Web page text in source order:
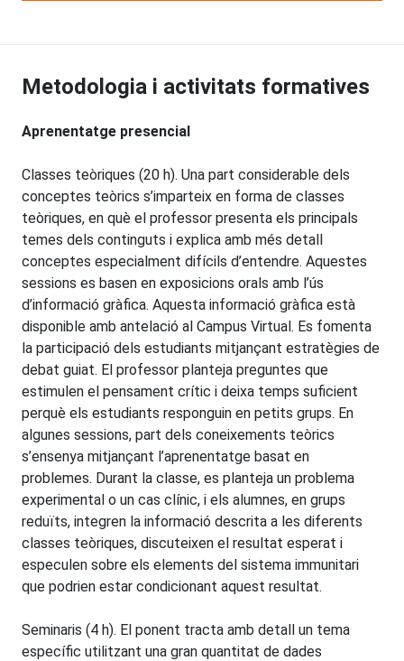
Metodologia i activitats formatives
Aprenentatge presencial
Classes teòriques (20 h). Una part considerable dels
conceptes teòrics s’imparteix en forma de classes
teòriques, en què el professor presenta els principals
temes dels continguts i explica amb més detall
conceptes especialment difícils d’entendre. Aquestes
sessions es basen en exposicions orals amb l’ús
d’informació gràfica. Aquesta informació gràfica està
disponible amb antelació al Campus Virtual. Es fomenta
la participació dels estudiants mitjançant estratègies de
debat guiat. El professor planteja preguntes que
estimulen el pensament crític i deixa temps suficient
perquè els estudiants responguin en petits grups. En
algunes sessions, part dels coneixements teòrics
s’ensenya mitjançant l’aprenentatge basat en
problemes. Durant la classe, es planteja un problema
experimental o un cas clínic, i els alumnes, en grups
reduïts, integren la informació descrita a les diferents
classes teòriques, discuteixen el resultat esperat i
especulen sobre els elements del sistema immunitari
que podrien estar condicionant aquest resultat.
Seminaris (4 h). El ponent tracta amb detall un tema
específic utilitzant una gran quantitat de dades